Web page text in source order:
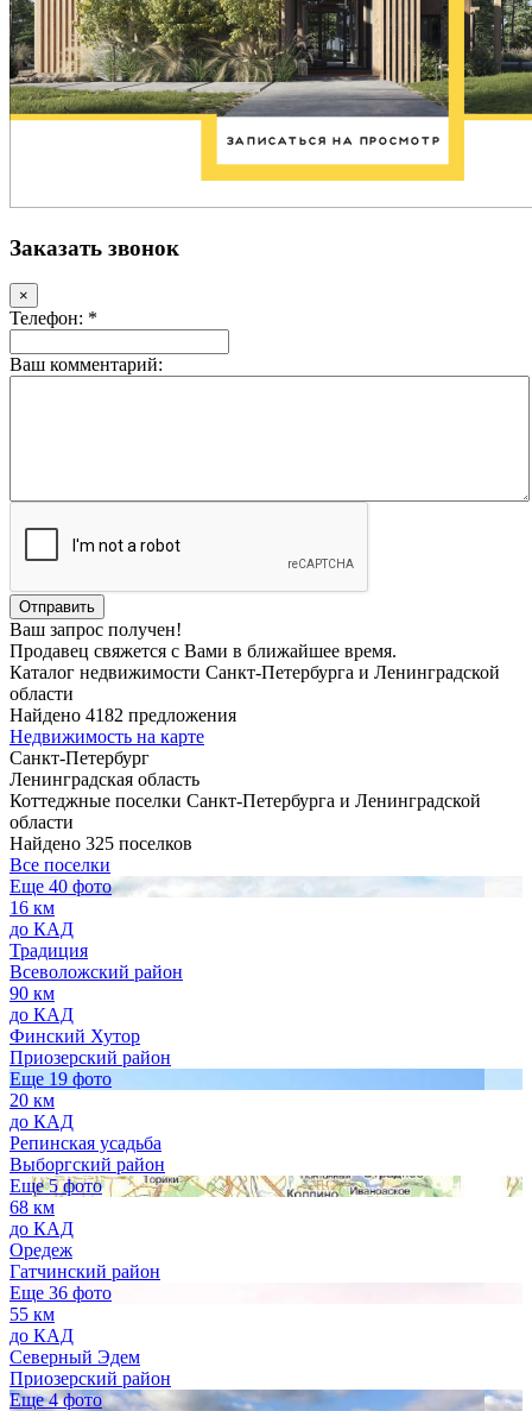
Заказать звонок
×
Телефон: *
Ваш комментарий:
Ваш запрос получен!
Продавец свяжется с Вами в ближайшее время.
Каталог недвижимости Санкт-Петербурга и Ленинградской
области
Найдено 4182 предложения
Недвижимость на карте
Санкт-Петербург
Ленинградская область
Коттеджные поселки Санкт-Петербурга и Ленинградской
области
Найдено 325 поселков
Все поселки
Еще 40 фото
16 км
до КАД
Традиция
Всеволожский район
90 км
до КАД
Финский Хутор
Приозерский район
Еще 19 фото
20 км
до КАД
Репинская усадьба
Выборгский район
Еще 5 фото
68 км
до КАД
Оредеж
Гатчинский район
Еще 36 фото
55 км
до КАД
Северный Эдем
Приозерский район
Еще 4 фото